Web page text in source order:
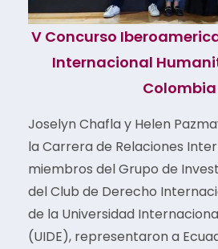
V Concurso
Internacional
Colombia
Joselyn Chafla y Helen
la Carrera de Relaciones
miembros del Grupo de
del Club de Derecho
de la Universidad
(UIDE), representaron a